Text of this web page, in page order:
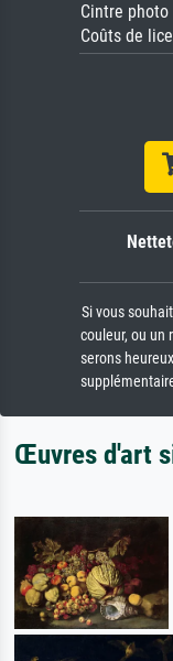
Cintre photo
Coûts de
Si vous
couleur, ou un
serons
Œuvres d'art